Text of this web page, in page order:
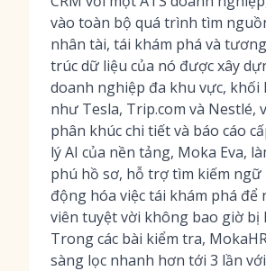
vào toàn bộ quá trình tìm
nhân tài, tái khám phá và
trúc dữ liệu của nó được xây
doanh nghiệp đa khu vực, khối
như Tesla, Trip.com và Nestlé,
phân khúc chi tiết và báo cáo
lý AI của nền tảng, Moka Eva,
phú hồ sơ, hỗ trợ tìm kiếm
động hóa việc tái khám phá
viên tuyệt vời không bao giờ bị
Trong các bài kiểm tra,
sàng lọc nhanh hơn tới 3 lần